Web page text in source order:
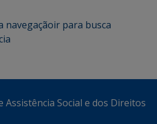
navegaçãoir para busca
Assistência Social e dos Direitos